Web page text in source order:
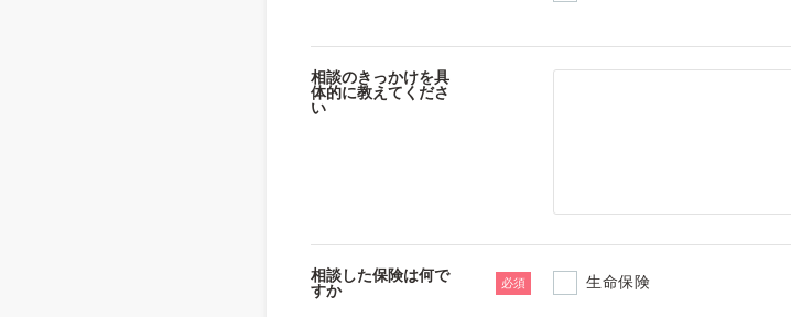
相談のきっかけを具
体的に教えてくださ
い
相談した保険は何で
すか
必須 生命保険